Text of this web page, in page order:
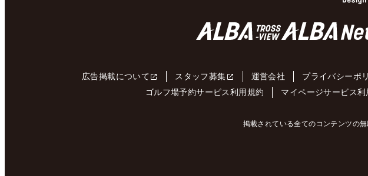
広告掲載について スタッフ募集 運営会社 プライバシーポ
ゴルフ場予約サービス利用規約
マイページサービス利
掲載されている全てのコンテンツの